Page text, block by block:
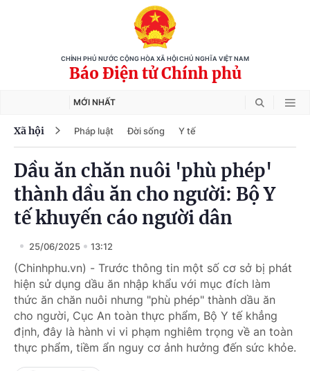
CHÍNH PHỦ NƯỚC CỘNG HÒA XÃ HỘI CHỦ NGHĨA VIỆT NAM
Báo Điện tử Chính phủ
MỚI NHẤT
Xã hội Pháp luật Đời sống Y tế
Dầu ăn chăn nuôi 'phù phép'
thành dầu ăn cho người: Bộ Y
tế khuyến cáo người dân
25/06/2025 13:12
(Chinhphu.vn) - Trước thông tin một số cơ sở bị phát
hiện sử dụng dầu ăn nhập khẩu với mục đích làm
thức ăn chăn nuôi nhưng "phù phép" thành dầu ăn
cho người, Cục An toàn thực phẩm, Bộ Y tế khẳng
định, đây là hành vi vi phạm nghiêm trọng về an toàn
thực phẩm, tiềm ẩn nguy cơ ảnh hưởng đến sức khỏe.